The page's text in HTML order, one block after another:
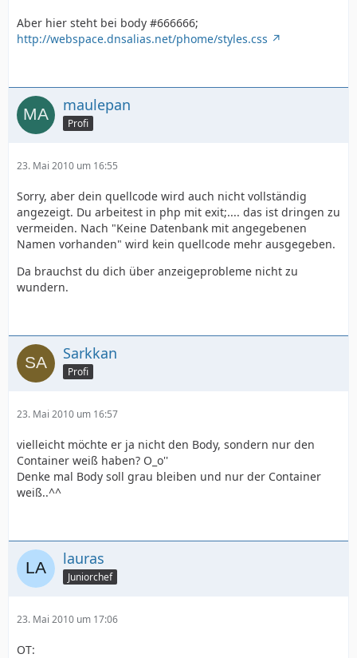
Aber hier steht bei body #666666;
http://webspace.dnsalias.net/phome/styles.css
maulepan
Profi
23. Mai 2010 um 16:55
Sorry, aber dein quellcode wird auch nicht vollständig
angezeigt. Du arbeitest in php mit exit;.... das ist dringen zu
vermeiden. Nach "Keine Datenbank mit angegebenen
Namen vorhanden" wird kein quellcode mehr ausgegeben.
Da brauchst du dich über anzeigeprobleme nicht zu
wundern.
Sarkkan
Profi
23. Mai 2010 um 16:57
vielleicht möchte er ja nicht den Body, sondern nur den
Container weiß haben? O_o''
Denke mal Body soll grau bleiben und nur der Container
weiß..^^
lauras
Juniorchef
23. Mai 2010 um 17:06
OT: